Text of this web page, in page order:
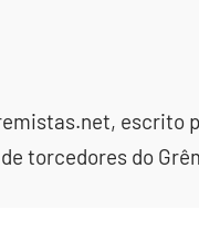
escrito
torcedores do